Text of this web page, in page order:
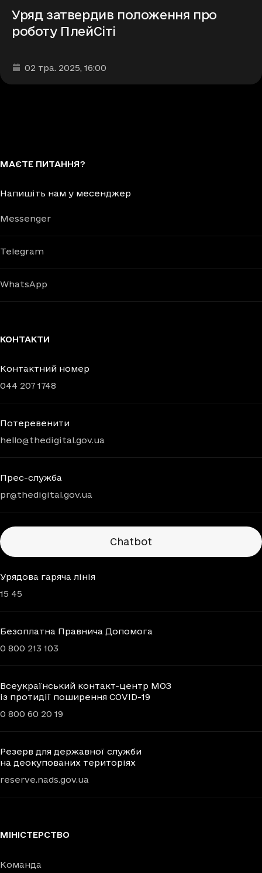
Уряд затвердив положення про
роботу ПлейСіті
Дата та час публікації
02 тра. 2025, 16:00
МАЄТЕ ПИТАННЯ?
Напишіть нам у месенджер
Messenger
Telegram
WhatsApp
КОНТАКТИ
Контактний номер
044 207 1748
Потеревенити
hello@thedigital.gov.ua
Прес-служба
pr@thedigital.gov.ua
Chatbots
Chatbot
Урядова гаряча лінія
15 45
Безоплатна Правнича Допомога
0 800 213 103
Всеукраїнський контакт-центр МОЗ
із протидії поширення COVID-19
0 800 60 20 19
Резерв для державної служби
на деокупованих територіях
reserve.nads.gov.ua
МІНІСТЕРСТВО
Команда